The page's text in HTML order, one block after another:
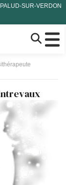
PALUD-SUR-VERDON